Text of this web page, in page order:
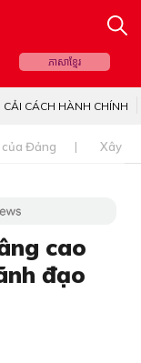
ភាសាខ្មែរ
CẢI CÁCH HÀNH CHÍNH
của Đảng Xây
cao
đạo